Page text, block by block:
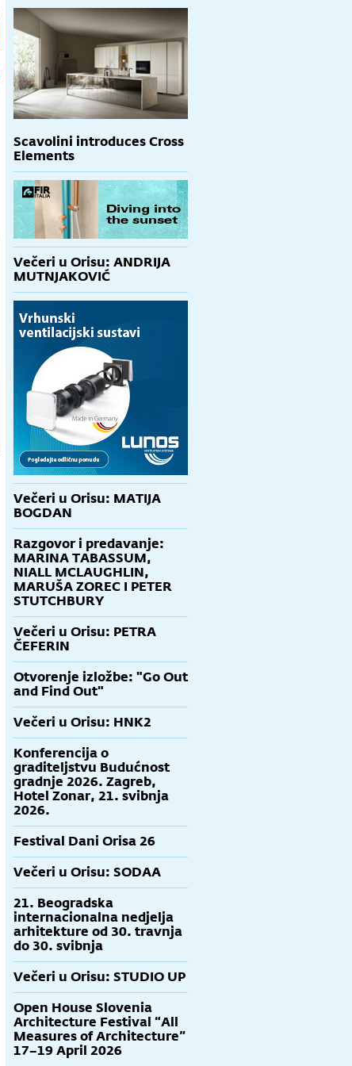
Scavolini introduces Cross
Elements
Večeri u Orisu: ANDRIJA
MUTNJAKOVIĆ
Večeri u Orisu: MATIJA
BOGDAN
Razgovor i predavanje:
MARINA TABASSUM,
NIALL MCLAUGHLIN,
MARUŠA ZOREC I PETER
STUTCHBURY
Večeri u Orisu: PETRA
ČEFERIN
Otvorenje izložbe: "Go Out
and Find Out"
Večeri u Orisu: HNK2
Konferencija o
graditeljstvu Budućnost
gradnje 2026. Zagreb,
Hotel Zonar, 21. svibnja
2026.
Festival Dani Orisa 26
Večeri u Orisu: SODAA
21. Beogradska
internacionalna nedjelja
arhitekture od 30. travnja
do 30. svibnja
Večeri u Orisu: STUDIO UP
Open House Slovenia
Architecture Festival “All
Measures of Architecture”
17–19 April 2026